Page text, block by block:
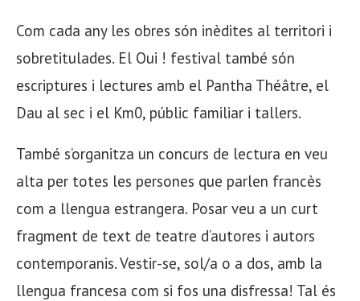
Com cada any les obres són inèdites al territori i
sobretitulades. El Oui ! festival també són
escriptures i lectures amb el Pantha Théâtre, el
Dau al sec i el Km0, públic familiar i tallers.
També s’organitza un concurs de lectura en veu
alta per totes les persones que parlen francès
com a llengua estrangera. Posar veu a un curt
fragment de text de teatre d’autores i autors
contemporanis. Vestir-se, sol/a o a dos, amb la
llengua francesa com si fos una disfressa! Tal és